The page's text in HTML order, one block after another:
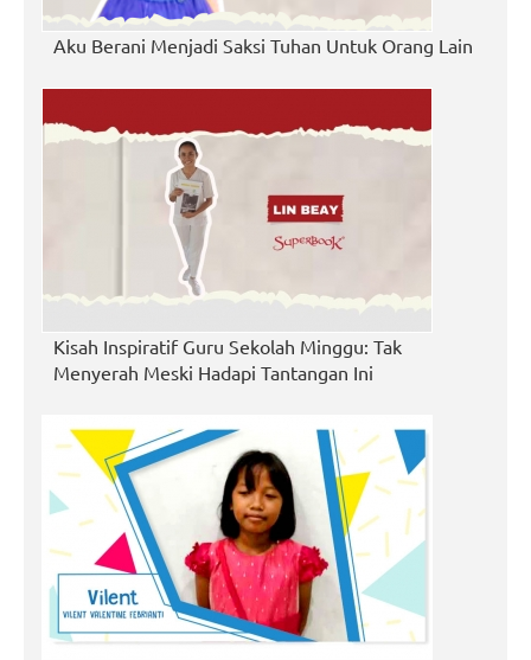
Aku Berani Menjadi Saksi Tuhan Untuk Orang Lain
Kisah Inspiratif Guru Sekolah Minggu: Tak
Menyerah Meski Hadapi Tantangan Ini